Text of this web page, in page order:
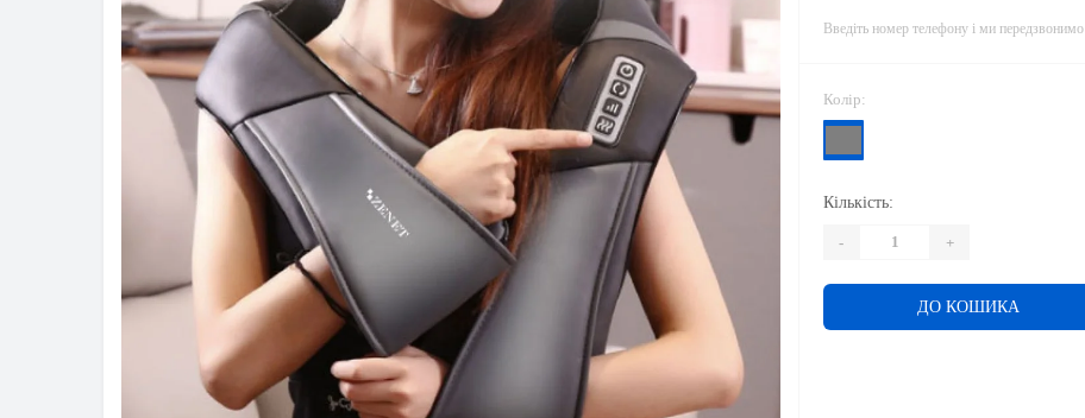
Введіть номер телефону і ми передзвонимо
Колір:
Кількість:
- +
ДО КОШИКА